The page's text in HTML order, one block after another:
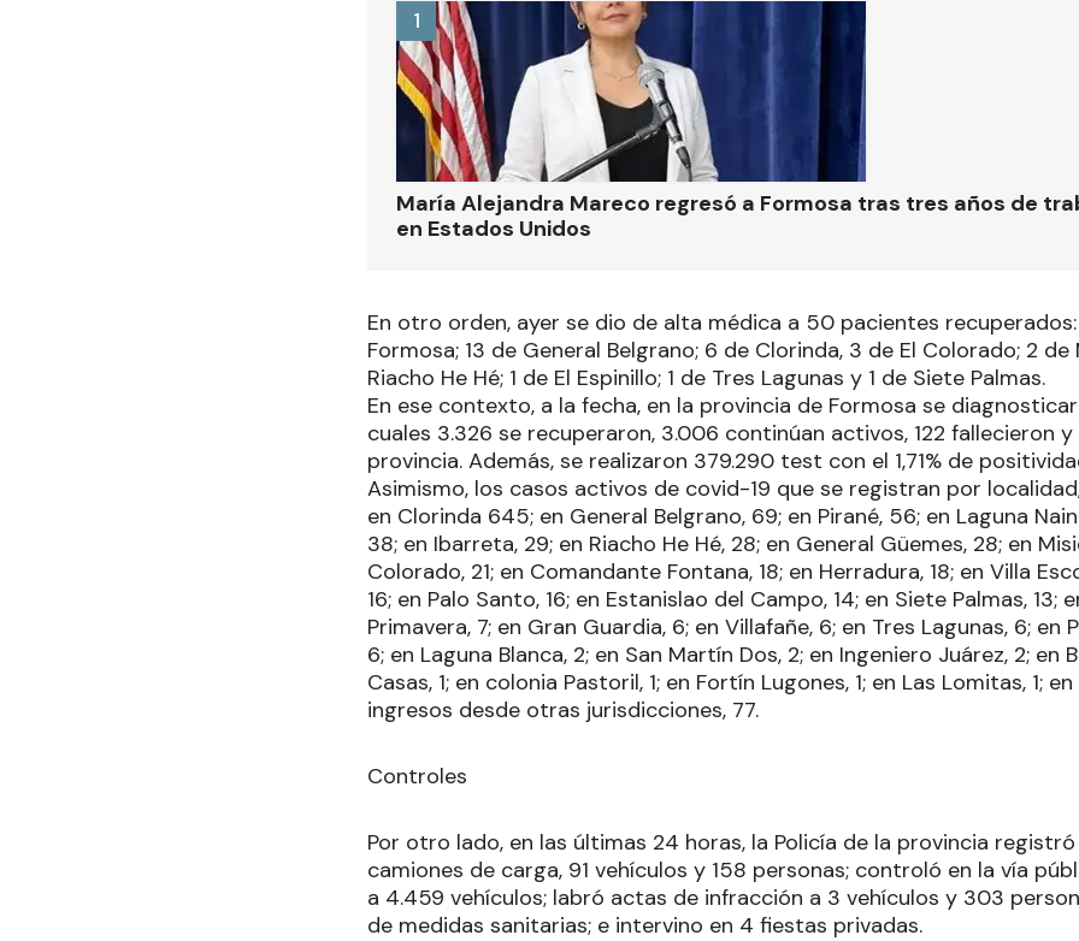
María Alejandra Mareco regresó a Formosa tras tres años de
en Estados Unidos
1
En otro orden, ayer se dio de alta médica a 50 pacientes
Formosa; 13 de General Belgrano; 6 de Clorinda, 3 de El Colorado; 2 de
Riacho He Hé; 1 de El Espinillo; 1 de Tres Lagunas y 1 de Siete Palmas.
En ese contexto, a la fecha, en la provincia de Formosa se
cuales 3.326 se recuperaron, 3.006 continúan activos, 122 fallecieron
provincia. Además, se realizaron 379.290 test con el 1,71% de
Asimismo, los casos activos de covid-19 que se registran por
en Clorinda 645; en General Belgrano, 69; en Pirané, 56; en Laguna
38; en Ibarreta, 29; en Riacho He Hé, 28; en General Güemes, 28; en
Colorado, 21; en Comandante Fontana, 18; en Herradura, 18; en Villa
16; en Palo Santo, 16; en Estanislao del Campo, 14; en Siete Palmas, 13;
Primavera, 7; en Gran Guardia, 6; en Villafañe, 6; en Tres Lagunas, 6; en
6; en Laguna Blanca, 2; en San Martín Dos, 2; en Ingeniero Juárez, 2; en
Casas, 1; en colonia Pastoril, 1; en Fortín Lugones, 1; en Las Lomitas, 1; en
ingresos desde otras jurisdicciones, 77.
Controles
Por otro lado, en las últimas 24 horas, la Policía de la provincia
camiones de carga, 91 vehículos y 158 personas; controló en la vía
a 4.459 vehículos; labró actas de infracción a 3 vehículos y 303
de medidas sanitarias; e intervino en 4 fiestas privadas.